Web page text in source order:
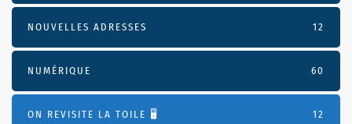
NOUVELLES ADRESSES 12
NUMÉRIQUE 60
ON REVISITE LA TOILE 🖥️ 12